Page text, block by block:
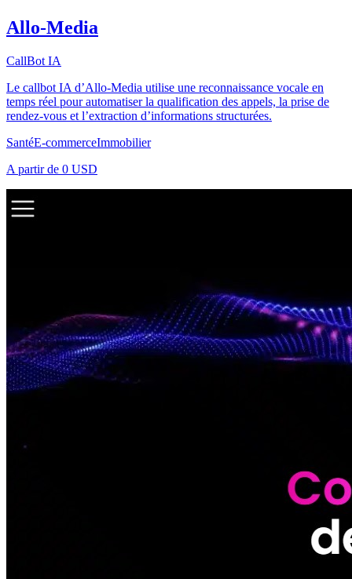
Allo-Media
CallBot IA
Le callbot IA d’Allo-Media utilise une reconnaissance vocale en
temps réel pour automatiser la qualification des appels, la prise de
rendez-vous et l’extraction d’informations structurées.
SantéE-commerceImmobilier
A partir de 0 USD